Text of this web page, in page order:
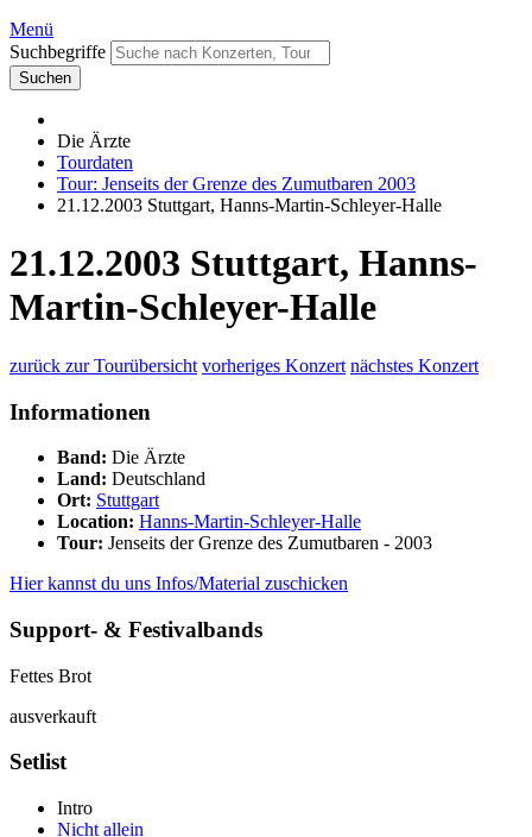
Menü
Suchbegriffe
Suchen
Die Ärzte
Tourdaten
Tour: Jenseits der Grenze des Zumutbaren 2003
21.12.2003 Stuttgart, Hanns-Martin-Schleyer-Halle
21.12.2003 Stuttgart, Hanns-
Martin-Schleyer-Halle
zurück zur Tourübersicht vorheriges Konzert nächstes Konzert
Informationen
Band: Die Ärzte
Land: Deutschland
Ort: Stuttgart
Location: Hanns-Martin-Schleyer-Halle
Tour: Jenseits der Grenze des Zumutbaren - 2003
Hier kannst du uns Infos/Material zuschicken
Support- & Festivalbands
Fettes Brot
ausverkauft
Setlist
Intro
Nicht allein